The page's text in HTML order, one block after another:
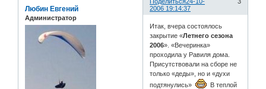
2006 19:14:37
Любин Евгений
Администратор
Итак, вчера состоялось
закрытие «Летнего сезона
2006». «Вечеринка»
проходила у Равиля дома.
Присутствовали на сборе не
только «деды», но и «духи
подтянулись»
В теплой